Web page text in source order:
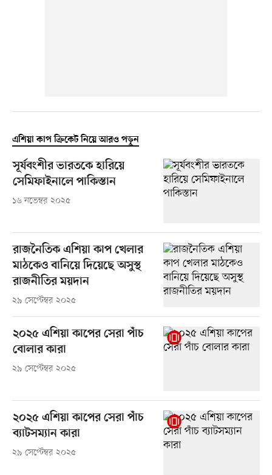
এশিয়া কাপ ক্রিকেট নিয়ে আরও পড়ুন
সূর্যবংশীর ভারতকে হারিয়ে
সেমিফাইনালে পাকিস্তান
১৬ নভেম্বর ২০২৫
রাজনৈতিক এশিয়া কাপ খেলার
মাঠকেও বানিয়ে দিয়েছে অসুস্থ
রাজনীতির ময়দান
২৯ সেপ্টেম্বর ২০২৫
২০২৫ এশিয়া কাপের সেরা পাঁচ
বোলার কারা
২৯ সেপ্টেম্বর ২০২৫
২০২৫ এশিয়া কাপের সেরা পাঁচ
ব্যাটসম্যান কারা
২৯ সেপ্টেম্বর ২০২৫